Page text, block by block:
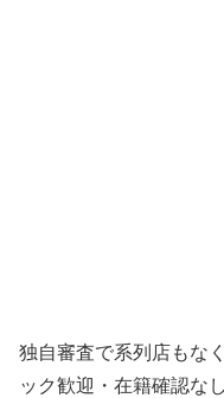
独自審査で系列店もな
ック歓迎・在籍確認な